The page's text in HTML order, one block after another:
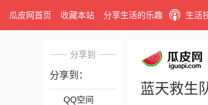
瓜皮网首页 收藏本站 分享生活的乐趣 生活
分享到
分享到：
QQ空间
蓝天救生